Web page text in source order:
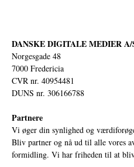
DANSKE DIGITALE MEDIER A/
Norgesgade 48
7000 Fredericia
CVR nr. 40954481
DUNS nr. 306166788
Partnere
Vi øger din synlighed og
Bliv partner og nå ud til alle vores
formidling. Vi har friheden til at